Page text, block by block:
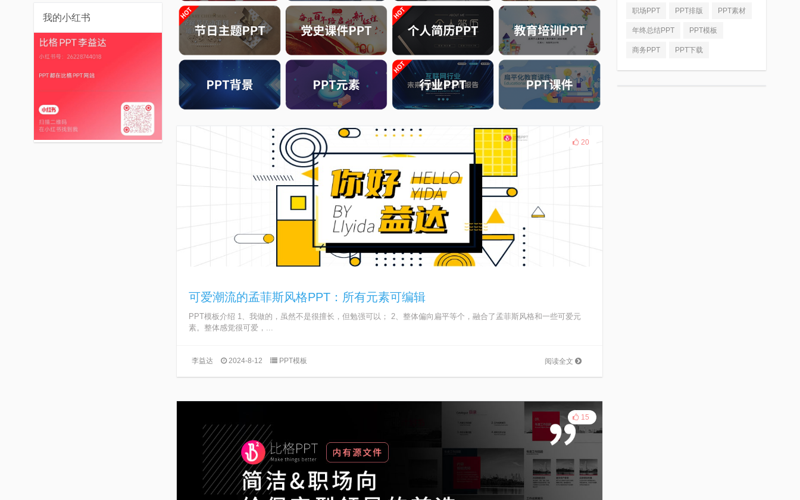
我的小红书
20
可爱潮流的孟菲斯风格PPT：所有元素可编辑
PPT模板介绍 1、我做的，虽然不是很擅长，但勉强可以； 2、整体偏向扁平等个，融合了孟菲斯风格和一些可爱元
素。整体感觉很可爱，...
阅读全文
李益达 2024-8-12 PPT模板
15
职场PPT PPT排版 PPT素材
年终总结PPT PPT模板
商务PPT PPT下载